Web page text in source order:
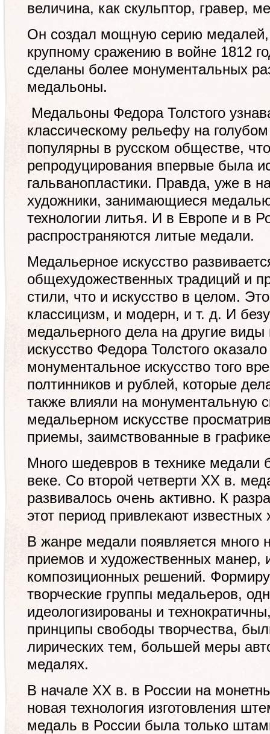
величина, как скульптор, гравер,
Он создал мощную серию
крупному сражению в войне 1812
сделаны более монументальных
медальоны.
Медальоны Федора Толстого
классическому рельефу на
популярны в русском обществе,
репродуцирования впервые была
гальванопластики. Правда, уже в
художники, занимающиеся
технологии литья. И в Европе и в
распространяются литые медали.
Медальерное искусство
общехудожественных традиций и
стили, что и искусство в целом.
классицизм, и модерн, и т. д. И
медальерного дела на другие
искусство Федора Толстого
монументальное искусство того
полтинников и рублей, которые
также влияли на монументальную
медальерном искусстве
приемы, заимствованные в
Много шедевров в технике медали
веке. Со второй четверти XX в.
развивалось очень активно. К
этот период привлекают известных
В жанре медали появляется много
приемов и художественных манер,
композиционных решений.
творческие группы медальеров,
идеологизированы и
принципы свободы творчества,
лирических тем, большей меры
медалях.
В начале XX в. в России на
новая технология изготовления
медаль в России была только